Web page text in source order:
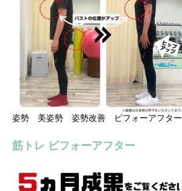
姿勢 美姿勢 姿勢改善 ビフォーアフター
筋トレ ビフォーアフター